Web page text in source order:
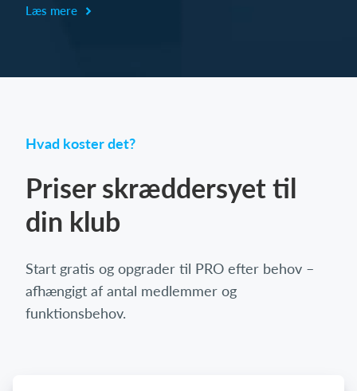
Læs mere
Hvad koster det?
Priser skræddersyet til
din klub
Start gratis og opgrader til PRO efter behov –
afhængigt af antal medlemmer og
funktionsbehov.